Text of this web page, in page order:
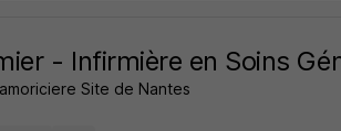
- Infirmière en Soins
Site de Nantes